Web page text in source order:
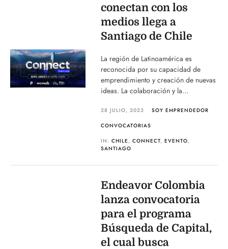
conectan con los
medios llega a
Santiago de Chile
La región de Latinoamérica es
reconocida por su capacidad de
emprendimiento y creación de nuevas
ideas. La colaboración y la...
28 JULIO, 2023
SOY EMPRENDEDOR
CONVOCATORIAS
IN:CHILE ,CONNECT,EVENTO,
SANTIAGO
Endeavor Colombia
lanza convocatoria
para el programa
Búsqueda de Capital,
el cual busca